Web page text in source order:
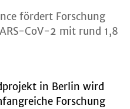
fördert Forschung
CoV-2 mit rund 1,8
in Berlin wird
Forschung